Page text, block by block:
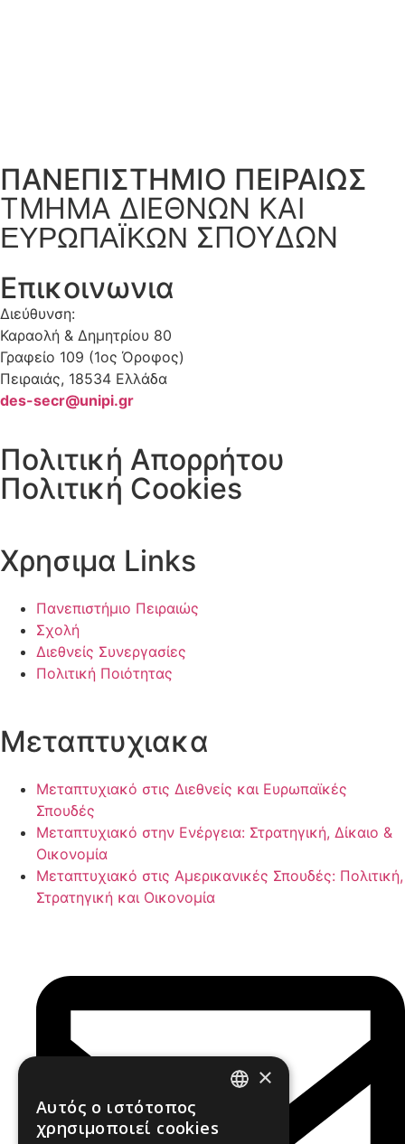
ΠΑΝΕΠΙΣΤΗΜΙΟ ΠΕΙΡΑΙΩΣ
ΤΜΗΜΑ ΔΙΕΘΝΩΝ ΚΑΙ
ΕΥΡΩΠΑΪΚΩΝ ΣΠΟΥΔΩΝ
Επικοινωνια
Διεύθυνση:
Καραολή & Δημητρίου 80
Γραφείο 109 (1ος Όροφος)
Πειραιάς, 18534 Ελλάδα
des-secr@unipi.gr
Πολιτική Απορρήτου
Πολιτική Cookies
Χρησιμα Links
Πανεπιστήμιο Πειραιώς
Σχολή
Διεθνείς Συνεργασίες
Πολιτική Ποιότητας
Μεταπτυχιακα
Μεταπτυχιακό στις Διεθνείς και Ευρωπαϊκές
Σπουδές
Μεταπτυχιακό στην Ενέργεια: Στρατηγική, Δίκαιο &
Οικονομία
Μεταπτυχιακό στις Αμερικανικές Σπουδές: Πολιτική,
Στρατηγική και Οικονομία
×
Αυτός ο ιστότοπος
χρησιμοποιεί cookies